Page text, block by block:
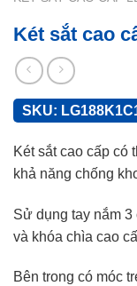
Két sắt cao
SKU:
Két sắt cao cấp có
khả năng chống
Sử dụng tay nắm
và khóa chìa cao
Bên trong có móc